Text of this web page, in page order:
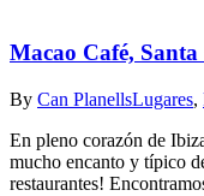
Macao Café,
By Can PlanellsLugares,
En pleno corazón de
mucho encanto y típico
restaurantes!